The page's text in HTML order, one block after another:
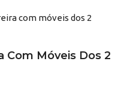
Com Móveis Dos 2